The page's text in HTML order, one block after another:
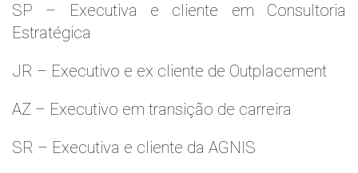
SP – Executiva e cliente em Consultoria
Estratégica
JR – Executivo e ex cliente de Outplacement
AZ – Executivo em transição de carreira
SR – Executiva e cliente da AGNIS